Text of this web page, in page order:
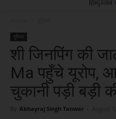
दुनिया
शी जिनपिंग की
Ma पहुँचे यूरोप,
चुकानी पड़ी बड़ी
By Abhayraj Singh Tanwar